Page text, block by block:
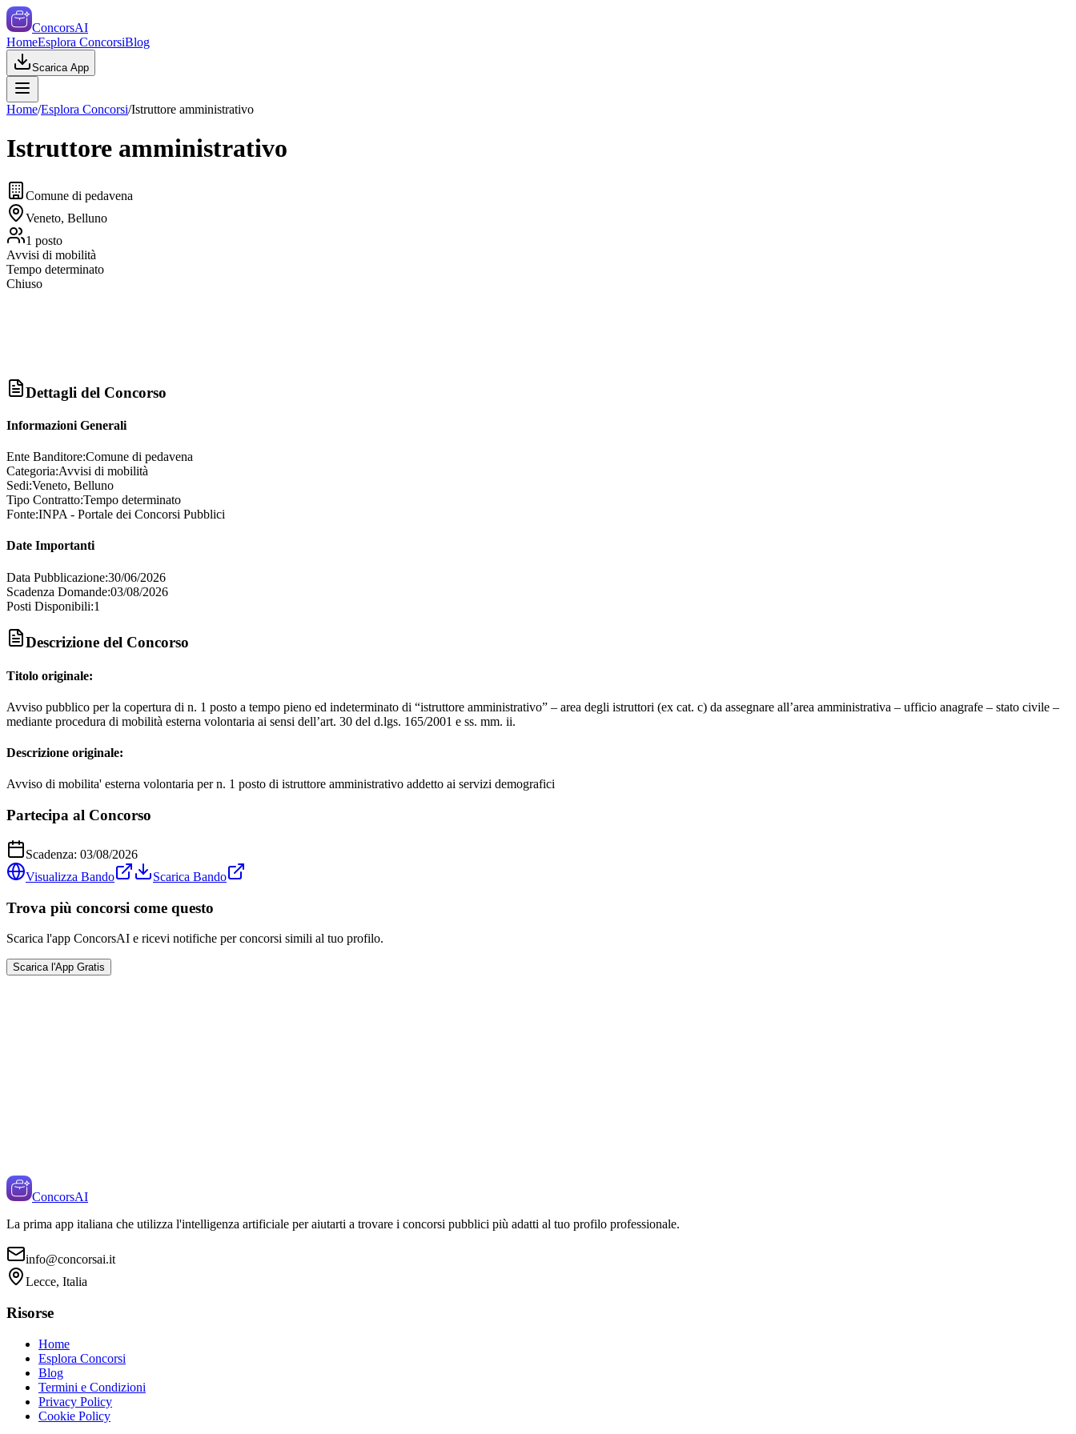
ConcorsAI
HomeEsplora ConcorsiBlog
Scarica App
Home/Esplora Concorsi/Istruttore amministrativo
Istruttore amministrativo
Comune di pedavena
Veneto, Belluno
1 posto
Avvisi di mobilità
Tempo determinato
Chiuso
Dettagli del Concorso
Informazioni Generali
Ente Banditore:Comune di pedavena
Categoria:Avvisi di mobilità
Sedi:Veneto, Belluno
Tipo Contratto:Tempo determinato
Fonte:INPA - Portale dei Concorsi Pubblici
Date Importanti
Data Pubblicazione:30/06/2026
Scadenza Domande:03/08/2026
Posti Disponibili:1
Descrizione del Concorso
Titolo originale:
Avviso pubblico per la copertura di n. 1 posto a tempo pieno ed indeterminato di “istruttore amministrativo” – area degli istruttori (ex cat. c) da assegnare all’area amministrativa – ufficio anagrafe – stato civile –
mediante procedura di mobilità esterna volontaria ai sensi dell’art. 30 del d.lgs. 165/2001 e ss. mm. ii.
Descrizione originale:
Avviso di mobilita' esterna volontaria per n. 1 posto di istruttore amministrativo addetto ai servizi demografici
Partecipa al Concorso
Scadenza: 03/08/2026
Visualizza Bando
Scarica Bando
Trova più concorsi come questo
Scarica l'app ConcorsAI e ricevi notifiche per concorsi simili al tuo profilo.
Scarica l'App Gratis
ConcorsAI
La prima app italiana che utilizza l'intelligenza artificiale per aiutarti a trovare i concorsi pubblici più adatti al tuo profilo professionale.
info@concorsai.it
Lecce, Italia
Risorse
Home
Esplora Concorsi
Blog
Termini e Condizioni
Privacy Policy
Cookie Policy